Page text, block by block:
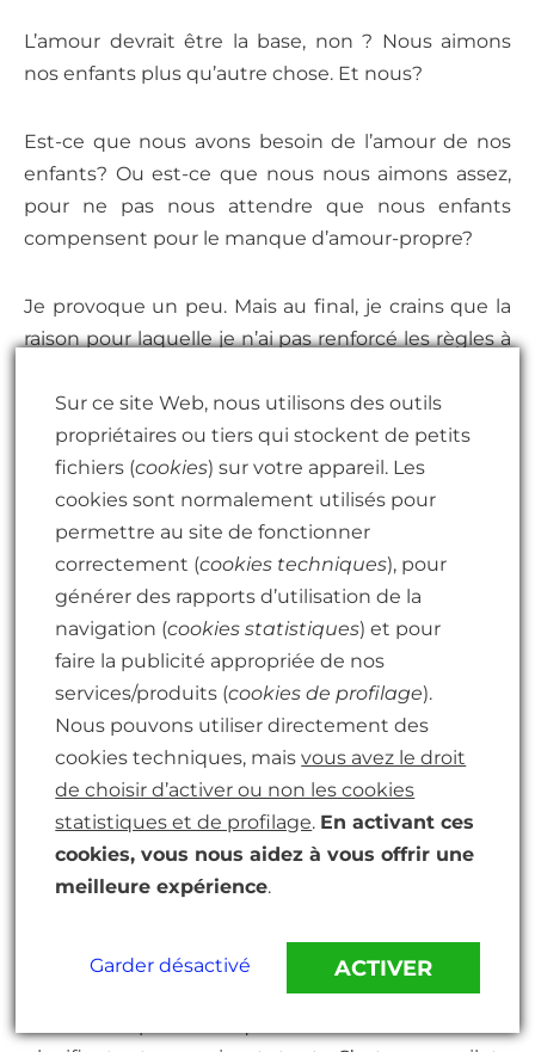
L’amour devrait être la base, non ? Nous aimons
nos enfants plus qu’autre chose. Et nous?
Est-ce que nous avons besoin de l’amour de nos
enfants? Ou est-ce que nous nous aimons assez,
pour ne pas nous attendre que nous enfants
compensent pour le manque d’amour-propre?
Je provoque un peu. Mais au final, je crains que la
raison pour laquelle je n’ai pas renforcé les règles à
Peur de me tromper, déjà.Peur de ne pas être
aimée en retour.
Ça m’a frappé d’un coup. Fort et douloureux.
Souvent, inconsciemment, je veux juste que mes
enfants m’aiment. Je veux juste qu’ils soient
heureux.
Mais ça, ne les aide pas à grandir en adultes
affectueux, indépendants, capables de prendre
des décisions.
Cela n’aide que moi, et à très court terme.
Faire les parents et
établir nos objectifs
Sur ce site Web, nous utilisons des outils
propriétaires ou tiers qui stockent de petits
fichiers (cookies) sur votre appareil. Les
cookies sont normalement utilisés pour
permettre au site de fonctionner
correctement (cookies techniques), pour
générer des rapports d’utilisation de la
navigation (cookies statistiques) et pour
faire la publicité appropriée de nos
services/produits (cookies de profilage).
Nous pouvons utiliser directement des
cookies techniques, maisvous avez le droit
de choisir d’activer ou non les cookies
statistiques et de profilage. En activant ces
cookies, vous nous aidez à vous offrir une
meilleure expérience.
ACTIVER
Garder désactivé